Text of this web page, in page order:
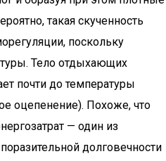
такая скученность
поскольку
Тело отдыхающих
почти до температуры
оцепенение). Похоже, что
— один из
долговечности